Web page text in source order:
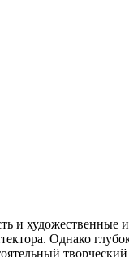
и художественные
Однако